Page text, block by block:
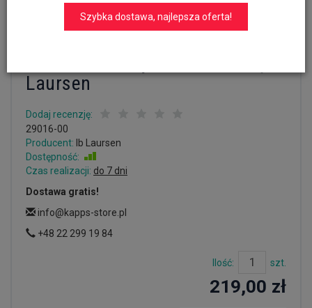
Szybka dostawa, najlepsza oferta!
Laursen
Dodaj recenzję:
29016-00
Producent: Ib Laursen
Dostępność:
Czas realizacji: do 7 dni
Dostawa gratis!
info@kapps-store.pl
+48 22 299 19 84
Ilość: szt.
219,00 zł